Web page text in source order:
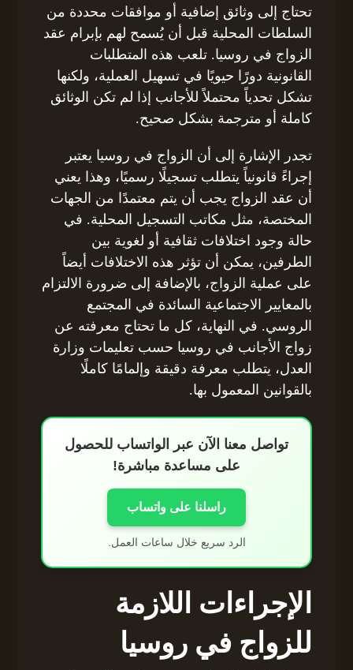
تحتاج إلى وثائق إضافية أو موافقات محددة من
السلطات المحلية قبل أن يُسمح لهم بإبرام عقد
الزواج في روسيا. تلعب هذه المتطلبات
القانونية دورًا حيويًا في تسهيل العملية، ولكنها
تشكل تحدياً محتملاً للأجانب إذا لم تكن الوثائق
كاملة أو مترجمة بشكل صحيح.
تجدر الإشارة إلى أن الزواج في روسيا يعتبر
إجراءً قانونياً يتطلب تسجيلًا رسميًا، وهذا يعني
أن عقد الزواج يجب أن يتم معتمدًا من الجهات
المختصة، مثل مكاتب التسجيل المحلية. في
حالة وجود اختلافات ثقافية أو لغوية بين
الطرفين، يمكن أن تؤثر هذه الاختلافات أيضاً
على عملية الزواج، بالإضافة إلى ضرورة الالتزام
بالمعايير الاجتماعية السائدة في المجتمع
الروسي. في النهاية، كل ما تحتاج معرفته عن
زواج الأجانب في روسيا حسب تعليمات وزارة
العدل، يتطلب معرفة دقيقة وإلمامًا كاملًا
بالقوانين المعمول بها.
تواصل معنا الآن عبر الواتساب للحصول
على مساعدة مباشرة!
راسلنا على واتساب
الرد سريع خلال ساعات العمل.
الإجراءات اللازمة
للزواج في روسيا